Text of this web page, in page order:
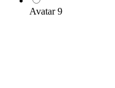
Avatar 9